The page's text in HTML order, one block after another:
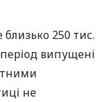
250 тис.
випущені
не